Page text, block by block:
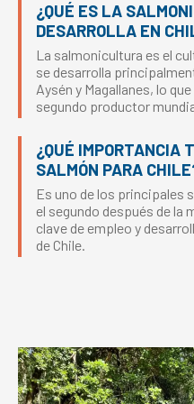
¿QUÉ ES LA
DESARROLLA EN
La salmonicultura es el
se desarrolla
Aysén y Magallanes, lo
segundo productor
¿QUÉ IMPORTANCIA
SALMÓN PARA
Es uno de los principales
el segundo después de la
clave de empleo y
de Chile.